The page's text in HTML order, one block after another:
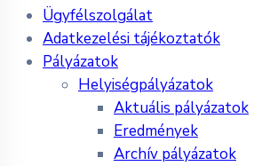
Ügyfélszolgálat
Adatkezelési tájékoztatók
Pályázatok
Helyiségpályázatok
Aktuális pályázatok
Eredmények
Archív pályázatok